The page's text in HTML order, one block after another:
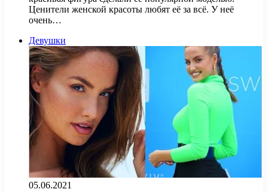
Ценители женской красоты любят её за всё. У неё
очень…
Девушки
05.06.2021